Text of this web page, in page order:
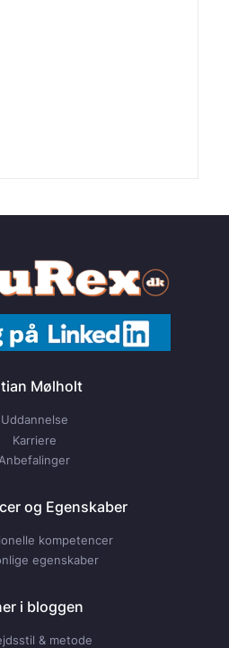
Mølholt
Uddannelse
Karriere
og Egenskaber
kompetencer
egenskaber
i bloggen
& metode